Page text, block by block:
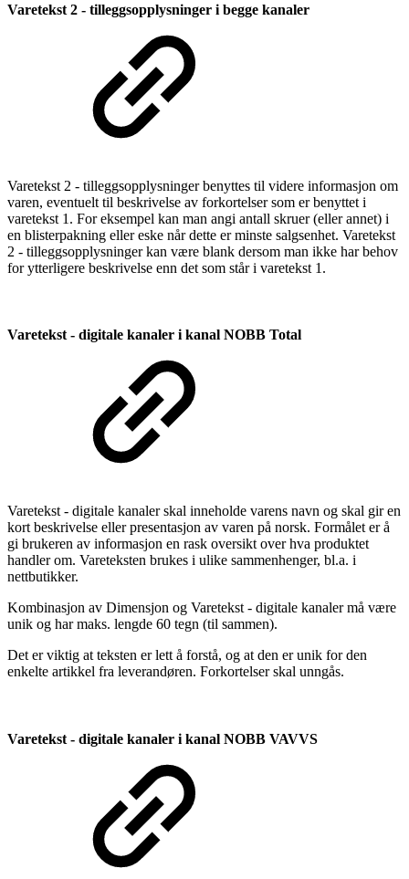
Varetekst 2 - tilleggsopplysninger i begge kanaler
Varetekst 2 - tilleggsopplysninger benyttes til videre informasjon om
varen, eventuelt til beskrivelse av forkortelser som er benyttet i
varetekst 1. For eksempel kan man angi antall skruer (eller annet) i
en blisterpakning eller eske når dette er minste salgsenhet. Varetekst
2 - tilleggsopplysninger kan være blank dersom man ikke har behov
for ytterligere beskrivelse enn det som står i varetekst 1.
Varetekst - digitale kanaler i kanal NOBB Total
Varetekst - digitale kanaler skal inneholde varens navn og skal gir en
kort beskrivelse eller presentasjon av varen på norsk. Formålet er å
gi brukeren av informasjon en rask oversikt over hva produktet
handler om. Vareteksten brukes i ulike sammenhenger, bl.a. i
nettbutikker.
Kombinasjon av Dimensjon og Varetekst - digitale kanaler må være
unik og har maks. lengde 60 tegn (til sammen).
Det er viktig at teksten er lett å forstå, og at den er unik for den
enkelte artikkel fra leverandøren. Forkortelser skal unngås.
Varetekst - digitale kanaler i kanal NOBB VAVVS